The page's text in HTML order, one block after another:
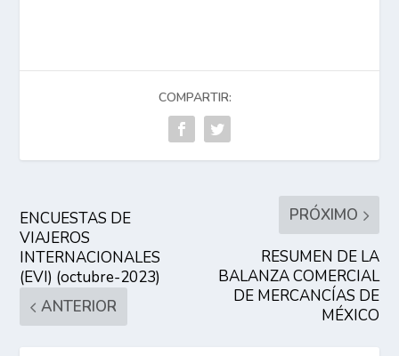
COMPARTIR:
ENCUESTAS DE
VIAJEROS
INTERNACIONALES
(EVI) (octubre-2023)
ANTERIOR
PRÓXIMO
RESUMEN DE LA
BALANZA COMERCIAL
DE MERCANCÍAS DE
MÉXICO